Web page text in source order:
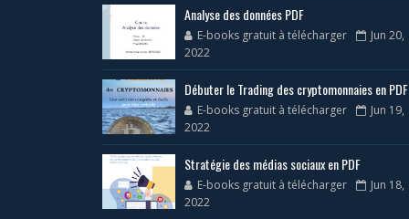
Analyse des données PDF
E-books gratuit à télécharger
Jun 20,
2022
Débuter le Trading des cryptomonnaies en PDF
E-books gratuit à télécharger
Jun 19,
2022
Stratégie des médias sociaux en PDF
E-books gratuit à télécharger
Jun 18,
2022